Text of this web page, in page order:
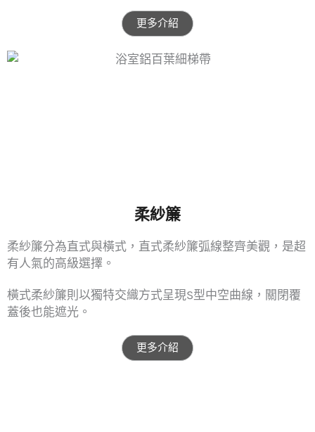
更多介紹
柔紗簾
柔紗簾分為直式與橫式， 直式柔紗簾弧線整齊美觀，是超
有人氣的高級選擇。
橫式柔紗簾則以獨特交織方式呈現S型中空曲線，關閉覆
蓋後也能遮光。
更多介紹